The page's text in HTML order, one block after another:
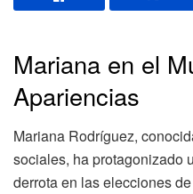
Mariana en el
Apariencias
Mariana Rodríguez,
sociales, ha protagonizado
derrota en las elecciones